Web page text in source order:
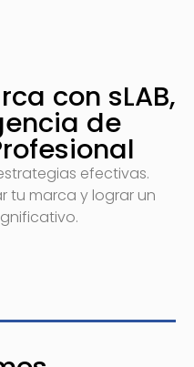
con sLAB,
de
efectivas.
tu marca y lograr un